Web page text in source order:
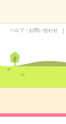
ヘルプ・お問い合わせ